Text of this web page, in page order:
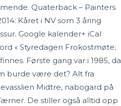
Quaterback – Painters
Kåret i NV som 3 åring
Google kalender+ iCal
« Styredagen Frokostmøte;
Første gang var i 1985, da
burde være det? Alt fra
Midtre, nabogard på
De stiller også alltid opp